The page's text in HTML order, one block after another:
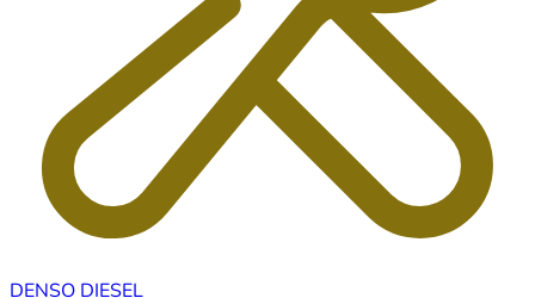
DENSO DIESEL